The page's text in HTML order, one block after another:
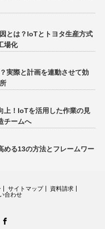
とは？IoTとトヨタ生産方式
場化
実際と計画を連動させて効
上！IoTを活用した作業の見
チームへ
める13の方法とフレームワー
サイトマップ
資料請求
合わせ